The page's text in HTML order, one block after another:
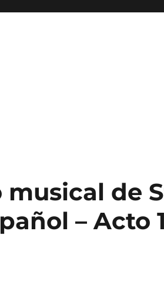
musical de
– Acto